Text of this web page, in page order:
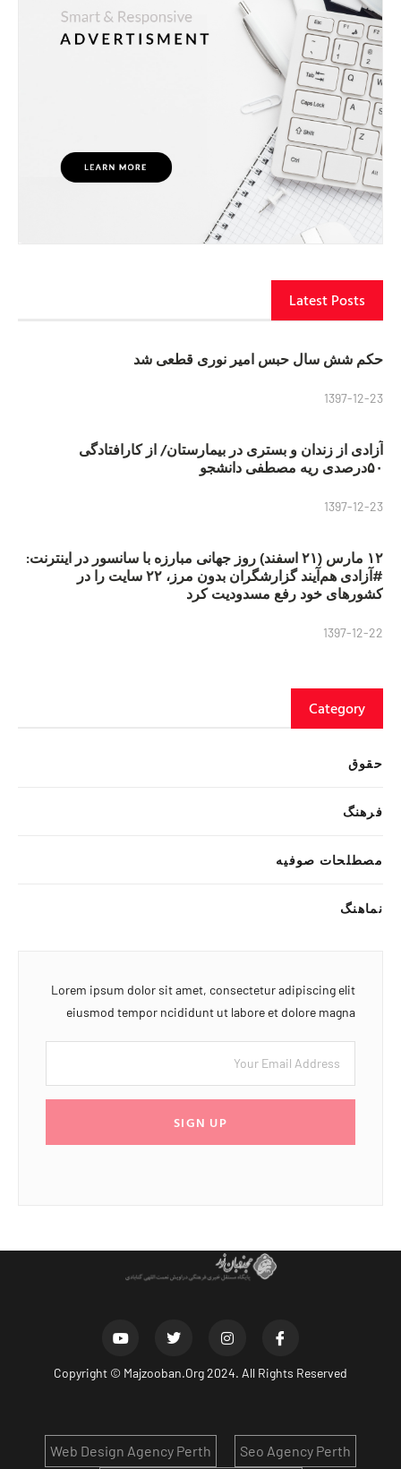
Latest Posts
حکم شش سال حبس امیر نوری قطعی شد
1397-12-23
آزادی از زندان و بستری در بیمارستان/ از کارافتادگی
۵۰درصدی ریه مصطفی دانشجو
1397-12-23
۱۲ مارس (۲۱ اسفند) روز جهانی مبارزه با سانسور در اینترنت:
#آزادی هم‌آیند گزارشگران‌ بدون مرز، ۲۲ سایت را در
کشورهای خود رفع مسدودیت کرد
1397-12-22
Category
حقوق
فرهنگ
مصطلحات صوفیه
نماهنگ
Lorem ipsum dolor sit amet, consectetur adipiscing elit
eiusmod tempor ncididunt ut labore et dolore magna
SIGN UP
Copyright © Majzooban.Org2024. All Rights Reserved
Seo Agency Perth
Web Design Agency Perth